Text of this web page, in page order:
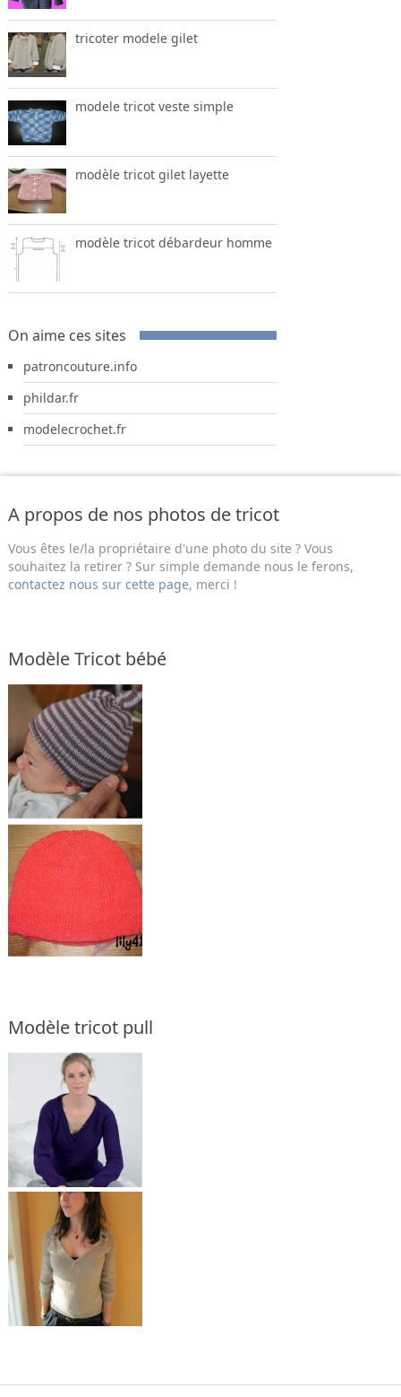
tricoter modele gilet
modele tricot veste simple
modèle tricot gilet layette
modèle tricot débardeur homme
On aime ces sites
patroncouture.info
phildar.fr
modelecrochet.fr
A propos de nos photos de tricot
Vous êtes le/la propriétaire d'une photo du site ? Vous
souhaitez la retirer ? Sur simple demande nous le ferons,
contactez nous sur cette page, merci !
Modèle Tricot bébé
Modèle tricot pull